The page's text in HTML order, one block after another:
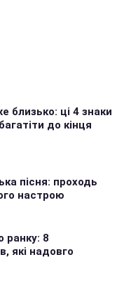
близько: ці 4 знаки
до кінця
пісня: проходь
настрою
ранку: 8
які надовго